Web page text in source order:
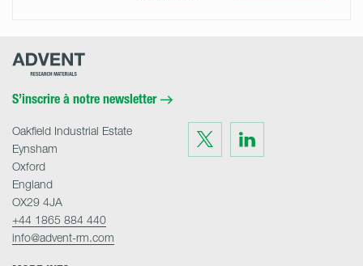
Advent
S’inscrire à notre newsletter
Visit
us
on
Twitter
Visit
on
LinkedIn
Oakfield Industrial Estate
Eynsham
Oxford
England
OX29 4JA
+44 1865 884 440
info@advent-rm.com